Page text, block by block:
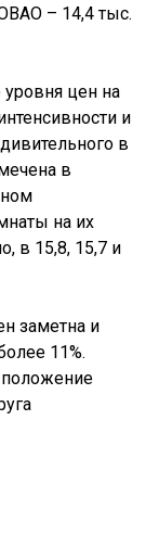
– 14,4 тыс.
цен на
и
в
в
на их
в 15,8, 15,7 и
заметна и
11%.